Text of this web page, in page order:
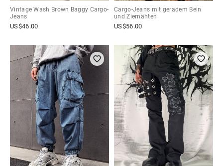
Vintage Wash Brown Baggy Cargo-
Jeans
US$46.00
Cargo-Jeans mit geradem Bein
und Ziernähten
US$56.00